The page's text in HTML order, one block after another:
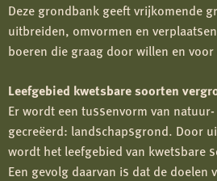
Deze grondbank geeft vrijkomende
uitbreiden, omvormen en
boeren die graag door willen en
Leefgebied kwetsbare soorten
Er wordt een tussenvorm van
gecreëerd: landschapsgrond. Door
wordt het leefgebied van kwetsbare
Een gevolg daarvan is dat de doelen